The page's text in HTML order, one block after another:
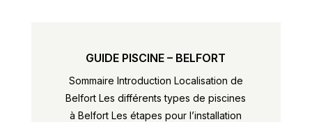
GUIDE PISCINE – BELFORT
Sommaire Introduction Localisation de
Belfort Les différents types de piscines
à Belfort Les étapes pour l’installation